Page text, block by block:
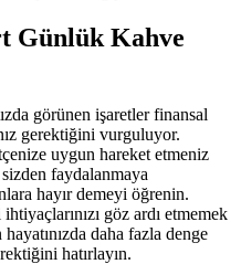
Günlük Kahve
görünen işaretler finansal
gerektiğini vurguluyor.
uygun hareket etmeniz
faydalanmaya
hayır demeyi öğrenin.
göz ardı etmemek
daha fazla denge
hatırlayın.